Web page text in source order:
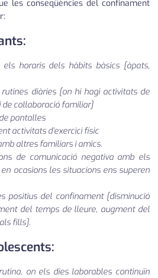
les conseqüències del confinament
els horaris dels hàbits bàsics [àpats,
diàries [on hi hagi activitats de
col·laboració familiar]
pantalles
activitats d’exercici físic
altres familiars i amics.
de comunicació negativa amb els
ocasions les situacions ens superen
positius del confinament [disminució
del temps de lleure, augment del
fills].
on els dies laborables continuïn